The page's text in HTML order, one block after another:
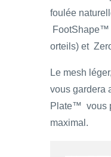
foulée
FootShape™
orteils) et
Le mesh
vous gardera
Plate™ vous
maximal.